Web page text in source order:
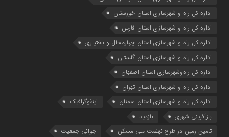
اداره كل راه و شهرسازي استان خوزستان
اداره كل راه و شهرسازي استان فارس
اداره كل راه و شهرسازي استان چهارمحال و بختياري
اداره كل راه و شهرسازي استان گلستان
اداره كل راه‌و‌شهرسازي استان اصفهان
اداره کل راه و شهرسازی استان تهران
اداره کل راه و شهرسازی استان سمنان
اینفوگرافیک
بازآفرینی شهری
بازدید
تامین زمین در طرح نهضت ملی مسکن
جوانی جمعیت